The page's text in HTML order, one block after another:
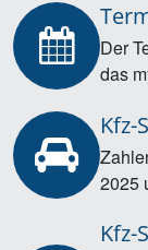
Der
das
Kfz-
2025
Kfz-